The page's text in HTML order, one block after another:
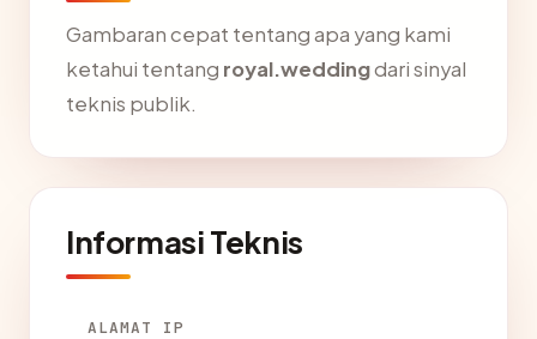
Gambaran cepat tentang apa yang kami
ketahui tentang royal.weddingdari sinyal
teknis publik.
Informasi Teknis
ALAMAT IP